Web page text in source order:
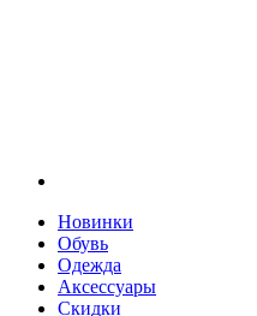
Новинки
Обувь
Одежда
Аксессуары
Скидки